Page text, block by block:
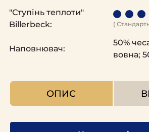
"Ступінь теплоти"
Billerbeck:
(
Наповнювач:
50%
вовна;
ОПИС